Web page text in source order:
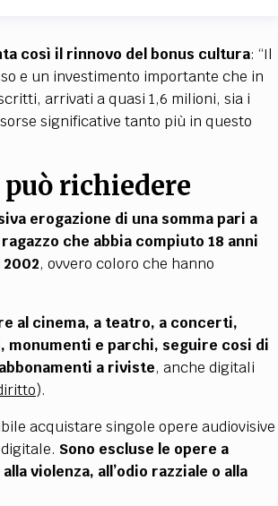
così il rinnovo del bonus cultura: “Il
e un investimento importante che in
arrivati a quasi 1,6 milioni, sia i
significative tanto più in questo
può richiedere
erogazione di una somma pari a
che abbia compiuto 18 anni
, ovvero coloro che hanno
al cinema, a teatro, a concerti,
e parchi, seguire cosi di
a riviste, anche digitali
).
acquistare singole opere audiovisive
Sono escluse le opere a
violenza, all’odio razziale o alla